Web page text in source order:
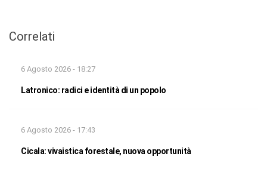
Correlati
6 Agosto 2026 - 18:27
Latronico: radici e identità di un popolo
6 Agosto 2026 - 17:43
Cicala: vivaistica forestale, nuova opportunità